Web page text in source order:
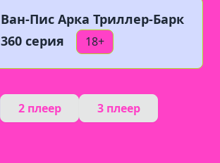
Ван-Пис Арка Триллер-Барк
360 серия
18+
2 плеер 3 плеер